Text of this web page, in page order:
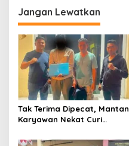
g
a
s
i
p
o
s
Jangan Lewatkan
Tak Terima Dipecat, Mantan
Karyawan Nekat Curi
Ditangkap Polisi